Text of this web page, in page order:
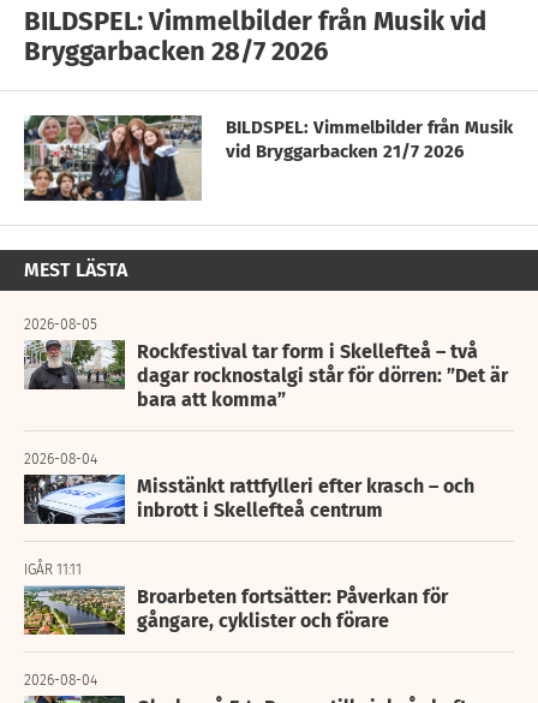
BILDSPEL: Vimmelbilder från Musik vid
Bryggarbacken 28/7 2026
BILDSPEL: Vimmelbilder från Musik
vid Bryggarbacken 21/7 2026
MEST LÄSTA
2026-08-05
Rockfestival tar form i Skellefteå – två
dagar rocknostalgi står för dörren: ”Det är
bara att komma”
2026-08-04
Misstänkt rattfylleri efter krasch – och
inbrott i Skellefteå centrum
IGÅR 11:11
Broarbeten fortsätter: Påverkan för
gångare, cyklister och förare
2026-08-04